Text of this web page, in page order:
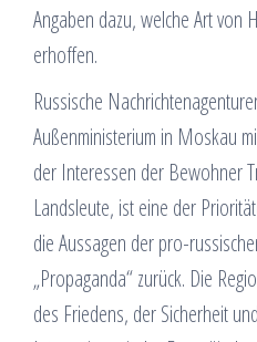
Angaben dazu, welche Art von
erhoffen.
Russische
Außenministerium in Moskau
der Interessen der Bewohner
Landsleute, ist eine der
die Aussagen der pro-
„Propaganda“ zurück. Die
des Friedens, der Sicherheit